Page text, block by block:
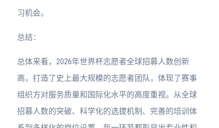
习机会。
总结：
总体来看，2026年世界杯志愿者全球招募人数创新
高，打造了史上最大规模的志愿者团队，体现了赛事
组织方对服务质量和国际化水平的高度重视。从全球
招募人数的突破、科学化的选拔机制、完善的培训体